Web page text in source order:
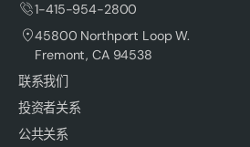
1-415-954-2800
45800 Northport Loop W.
Fremont, CA 94538
联系我们
投资者关系
公共关系